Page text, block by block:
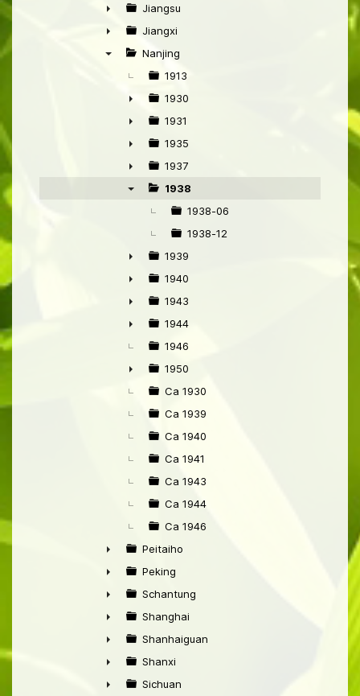
►
►
Jiangsu
►
Jiangxi
Nanjing
1913
►
1930
►
1931
►
1935
►
1937
1938
1938-06
1938-12
►
1939
►
1940
►
1943
►
1944
1946
►
1950
Ca 1930
Ca 1939
Ca 1940
Ca 1941
Ca 1943
Ca 1944
Ca 1946
►
Peitaiho
►
Peking
►
Schantung
►
Shanghai
►
Shanhaiguan
►
Shanxi
Sichuan